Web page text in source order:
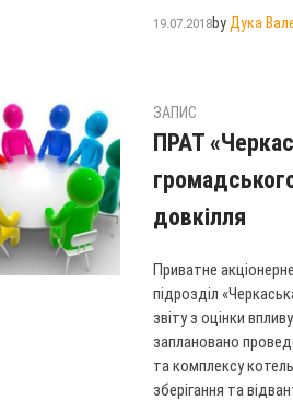
19.07.2018by Дука
ЗАПИС
ПРАТ
довкілля
Приватне
підрозділ
звіту з оцінки
заплановано
та комплексу
зберігання та